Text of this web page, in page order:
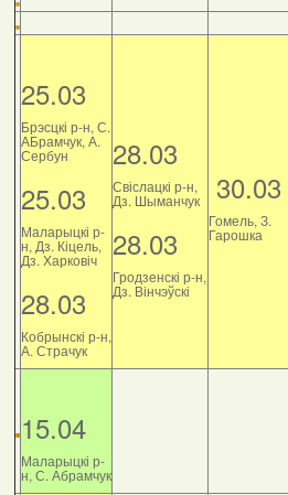
25.03
Брэсцкі р-н, С.
АБрамчук, А.
Сербун
25.03
Маларыцкі р-
н, Дз. Кіцель,
Дз. Харковіч
28.03
Кобрынскі р-н,
А. Страчук
28.03
Свіслацкі р-н,
Дз. Шыманчук
28.03
Гродзенскі р-н,
Дз. Вінчэўскі
30.03
Гомель, З.
Гарошка
15.04
Маларыцкі р-
н, С. Абрамчук